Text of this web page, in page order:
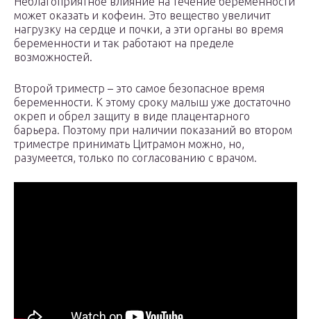
может оказать и кофеин. Это вещество увеличит
нагрузку на сердце и почки, а эти органы во время
беременности и так работают на пределе
возможностей.
Второй триместр – это самое безопасное время
беременности. К этому сроку малыш уже достаточно
окреп и обрел защиту в виде плацентарного
барьера. Поэтому при наличии показаний во втором
триместре принимать Цитрамон можно, но,
разумеется, только по согласованию с врачом.